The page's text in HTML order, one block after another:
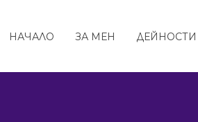
НАЧАЛО ЗА МЕН ДЕЙНОСТИ